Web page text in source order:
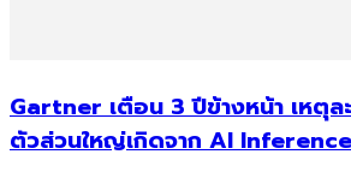
Gartner เตือน 3 ปีข้างหน้า เหตุล
ตัวส่วนใหญ่เกิดจาก AI